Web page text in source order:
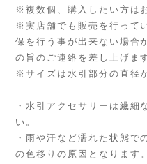
※複数個、購入したい方は
※実店舗でも販売を行って
保を行う事が出来ない場合
の旨のご連絡を差し上げま
※サイズは水引部分の直径
・水引アクセサリーは繊細
い。
・雨や汗など濡れた状態で
の色移りの原因となります